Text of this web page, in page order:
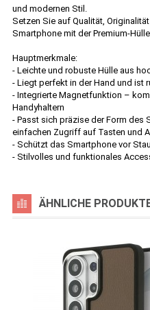
und modernen Stil.
Setzen Sie auf Qualität,
Smartphone mit der Premium-
Hauptmerkmale:
- Leichte und robuste Hülle aus
- Liegt perfekt in der Hand und ist
- Integrierte Magnetfunktion –
Handyhaltern
- Passt sich präzise der Form des
einfachen Zugriff auf Tasten und
- Schützt das Smartphone vor
- Stilvolles und funktionales
ÄHNLICHE